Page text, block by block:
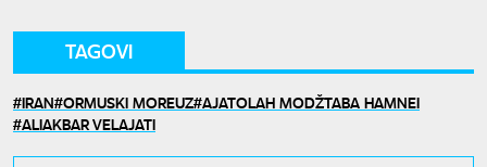
TAGOVI
IRAN ORMUSKI MOREUZ AJATOLAH MODŽTABA HAMNEI
ALIAKBAR VELAJATI